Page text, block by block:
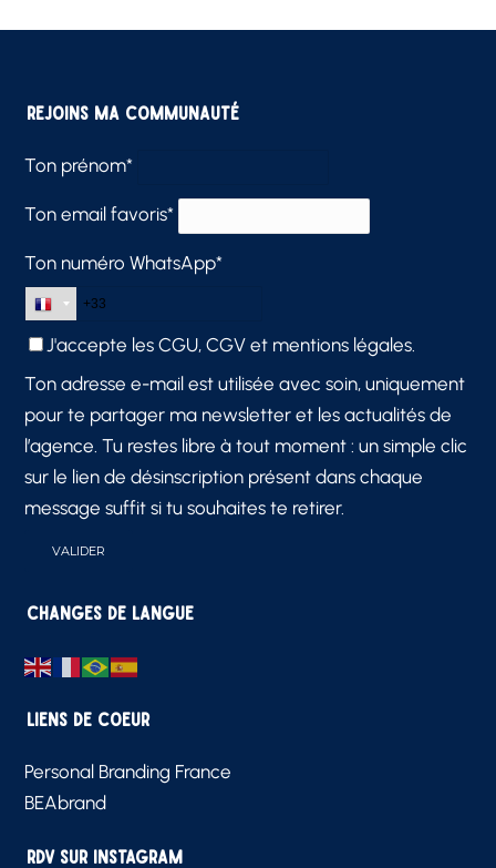
Rejoins ma communauté
Ton prénom*
Ton email favoris*
Ton numéro WhatsApp*
J'accepte lesCGU, CGV et mentions légales.
Ton adresse e-mail est utilisée avec soin, uniquement
pour te partager ma newsletter et les actualités de
l’agence. Tu restes libre à tout moment : un simple clic
sur le lien de désinscription présent dans chaque
message suffit si tu souhaites te retirer.
Changes de langue
Liens de Coeur
Personal Branding France
BEAbrand
RDV sur Instagram